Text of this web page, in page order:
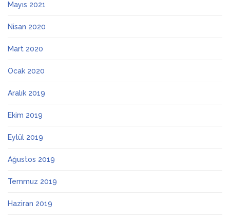
Mayıs 2021
Nisan 2020
Mart 2020
Ocak 2020
Aralık 2019
Ekim 2019
Eylül 2019
Ağustos 2019
Temmuz 2019
Haziran 2019